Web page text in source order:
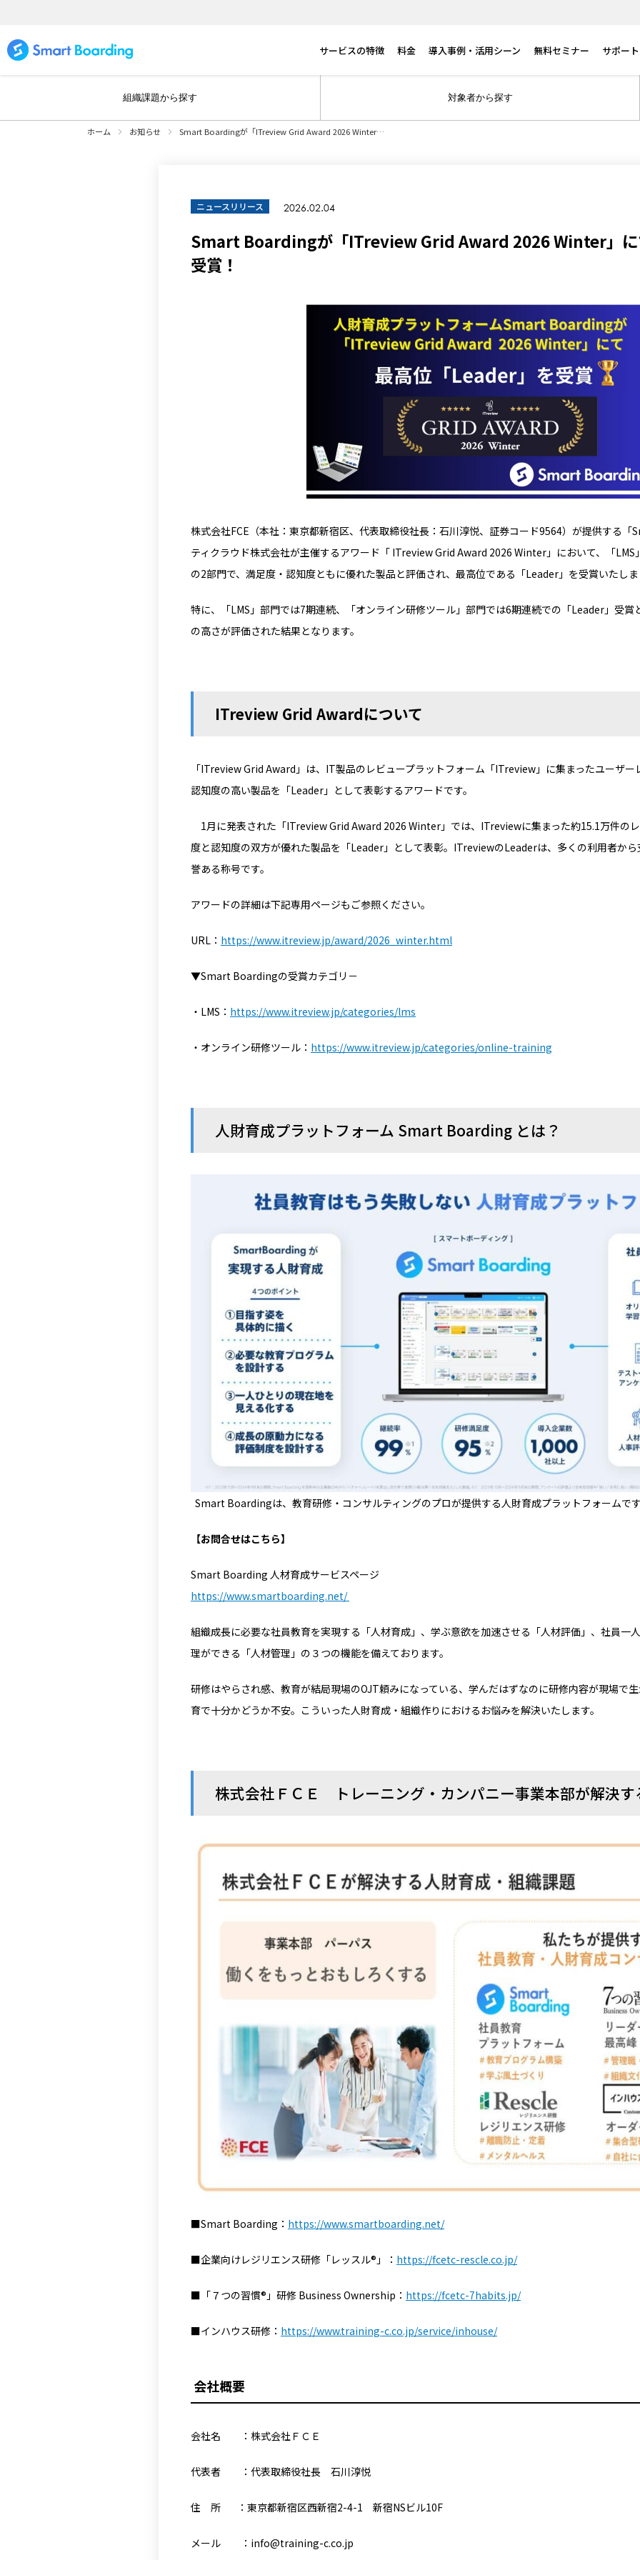
サービスの特徴 料金 導入事例・活用シーン 無料セミナー サポー
組織課題から探す 対象者から探す
ホーム お知らせ Smart Boardingが「ITreview Grid Award 2026 Winter…
ニュースリリース 2026.02.04
Smart Boardingが「ITreview Grid Award 2026 Winter」
受賞！
株式会社FCE（本社：東京都新宿区、代表取締役社長：石川淳悦、証券コード9564）が提供する
ティクラウド株式会社が主催するアワード「 ITreview Grid Award 2026 Winter」において、「LMS
の2部門で、満足度・認知度ともに優れた製品と評価され、最高位である「Leader」を受賞いたし
特に、「LMS」部門では7期連続、「オンライン研修ツール 」部門では6期連続での「Leader」受賞
の高さが評価された結果となります。
ITreview Grid Awardについて
「ITreview Grid Award」は、IT製品のレビュープラットフォーム「ITreview」に集まったユーザ
認知度の高い製品を「Leader」として表彰するアワードです。
1月に発表された「ITreview Grid Award 2026 Winter 」では、 ITreviewに集まった約15.1万件の
度と認知度の双方が優れた製品を「Leader 」として表彰。 ITreviewのLeaderは、多くの利用者か
誉ある称号です。
アワードの詳細は下記専用ページもご参照ください。
URL： https://www.itreview.jp/award/2026_ winter.html
▼Smart Boardingの受賞カテゴリ－
・LMS： https://www.itreview.jp/categories/lms
・オンライン研修ツール： https://www.itreview.jp/categories/online-training
人財育成プラットフォーム Smart Boarding とは？
Smart Boardingは、教育研修・コンサルティングのプロが提供する人財育成プラットフォームで
【お問合せはこちら】
Smart Boarding 人材育成サービスページ
https://www.smartboarding.net/
組織成長に必要な社員教育を実現する「人材育成」、学ぶ意欲を加速させる「人材評価」、社員一
理ができる「人材管理」の３つの機能を備えております。
研修はやらされ感、教育が結局現場のOJT頼みになっている、学んだはずなのに研修内容が現場で
育で十分かどうか不安。こういった人財育成・組織作りにおけるお悩みを解決いたします。
株式会社ＦＣＥ トレーニング・カンパニー事業本部が解決す
■Smart Boarding： https://www.smartboarding.net/
■企業向けレジリエンス研修「レッスル®」： https://fcetc-rescle.co.jp/
■「７つの習慣®」研修 Business Ownership： https://fcetc-7habits.jp/
■インハウス研修： https://www.training-c.co.jp/service/inhouse/
会社概要
会社名 ：株式会社ＦＣＥ
代表者 ：代表取締役社長 石川淳悦
住 所 ：東京都新宿区西新宿2-4-1 新宿NSビル10F
メール ：info@training-c.co.jp